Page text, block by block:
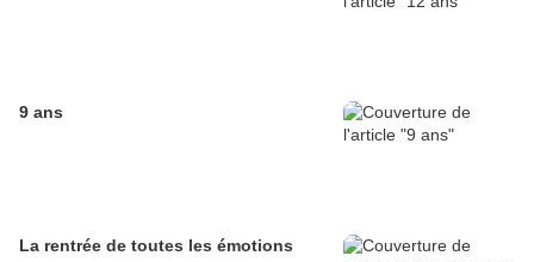
9 ans
La rentrée de toutes les émotions